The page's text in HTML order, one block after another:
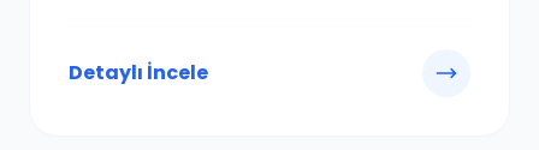
Detaylı İncele